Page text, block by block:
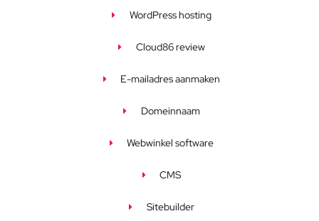
WordPress hosting
Cloud86 review
E-mailadres aanmaken
Domeinnaam
Webwinkel software
CMS
Sitebuilder